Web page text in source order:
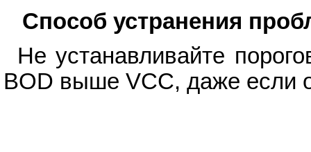
Способ устранения
Не устанавливайте
BOD выше VCC, даже если